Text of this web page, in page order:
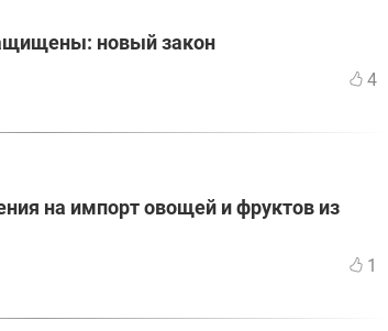
новый закон
4
на импорт овощей и фруктов из
1